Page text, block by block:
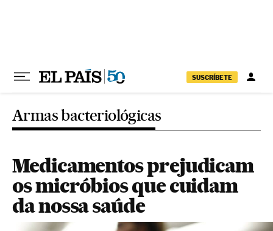
SUSCRÍBETE
Armas bacteriológicas
Medicamentos prejudicam
os micróbios que cuidam
da nossa saúde